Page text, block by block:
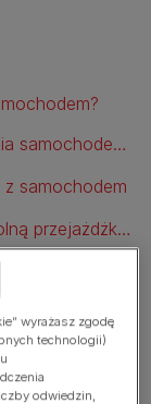
Jak nauczyć szczeniaka podróżowania samochodem?
samochodem
Zabierz szczeniaka na krótką, powolną przejażdżkę samochodem
wyrażasz zgodę
technologii)
odwiedzin,